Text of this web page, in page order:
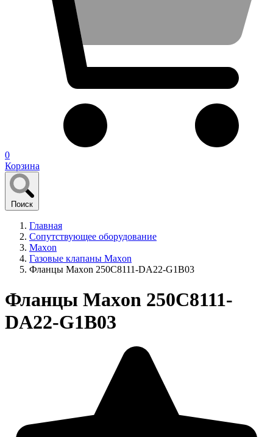
0
Корзина
Поиск
Главная
Сопутствующее оборудование
Maxon
Газовые клапаны Maxon
Фланцы Maxon 250C8111-DA22-G1B03
Фланцы Maxon 250C8111-
DA22-G1B03